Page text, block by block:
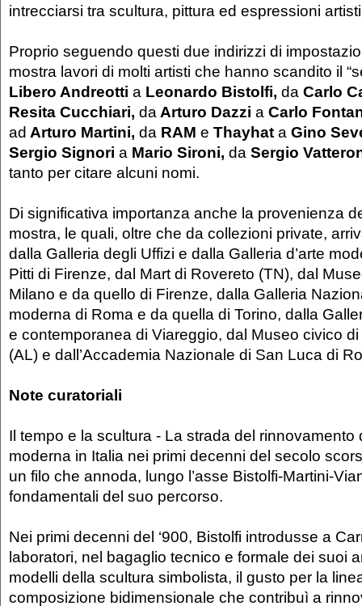
intrecciarsi tra scultura, pittura ed espressioni
Proprio seguendo questi due indirizzi di
mostra lavori di molti artisti che hanno scandito il
Libero Andreotti a Leonardo Bistolfi, da Carlo
Resita Cucchiari, da Arturo Dazzi a Carlo
ad Arturo Martini, da RAM e Thayhat a Gino
Sergio Signori a Mario Sironi, da Sergio
tanto per citare alcuni nomi.
Di significativa importanza anche la provenienza
mostra, le quali, oltre che da collezioni private,
dalla Galleria degli Uffizi e dalla Galleria d’arte
Pitti di Firenze, dal Mart di Rovereto (TN), dal
Milano e da quello di Firenze, dalla Galleria
moderna di Roma e da quella di Torino, dalla
e contemporanea di Viareggio, dal Museo civico
(AL) e dall’Accademia Nazionale di San Luca di
Note curatoriali
Il tempo e la scultura - La strada del rinnovamento
moderna in Italia nei primi decenni del secolo
un filo che annoda, lungo l’asse Bistolfi-Martini-
fondamentali del suo percorso.
Nei primi decenni del ‘900, Bistolfi introdusse a
laboratori, nel bagaglio tecnico e formale dei suoi
modelli della scultura simbolista, il gusto per la
composizione bidimensionale che contribuì a